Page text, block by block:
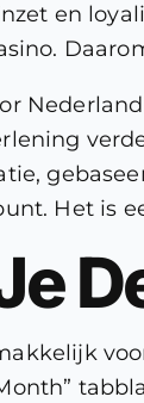
en
Het is